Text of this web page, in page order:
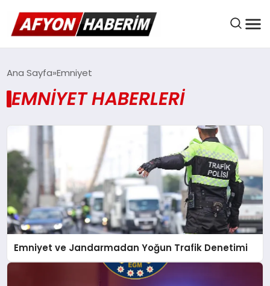
AFYON HABER
BELEDIYELER
EKONOMI
DÜNYA
Ana Sayfa Emniyet
EMNIYET HABERLERI
Emniyet ve Jandarmadan Yoğun Trafik Denetimi